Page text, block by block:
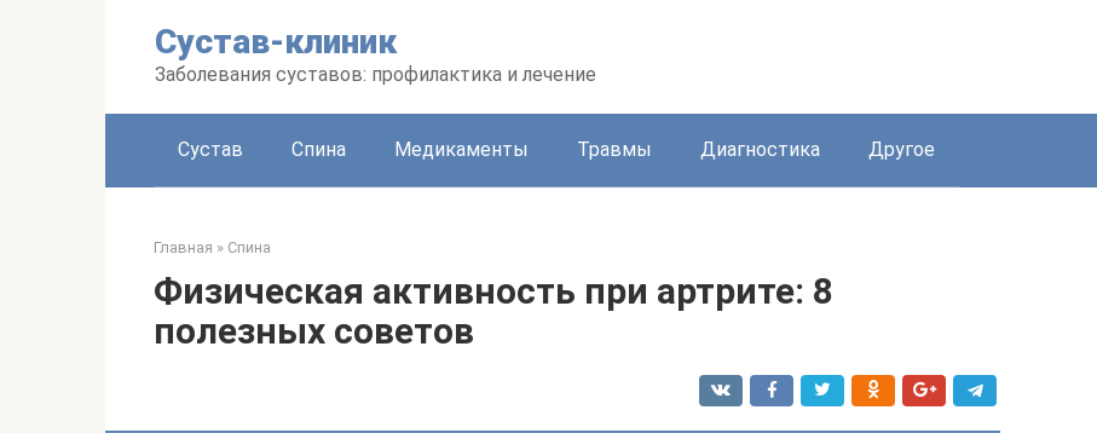
Сустав-клиник
Заболевания суставов: профилактика и лечение
Сустав Спина Медикаменты Травмы Диагностика Другое
Главная » Спина
Физическая активность при артрите: 8
полезных советов